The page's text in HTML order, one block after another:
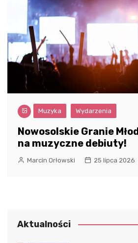
Muzyka Wydarzenia
Nowosolskie Granie
na muzyczne debiuty!
Marcin Orłowski 25 lipca 2026
Aktualności